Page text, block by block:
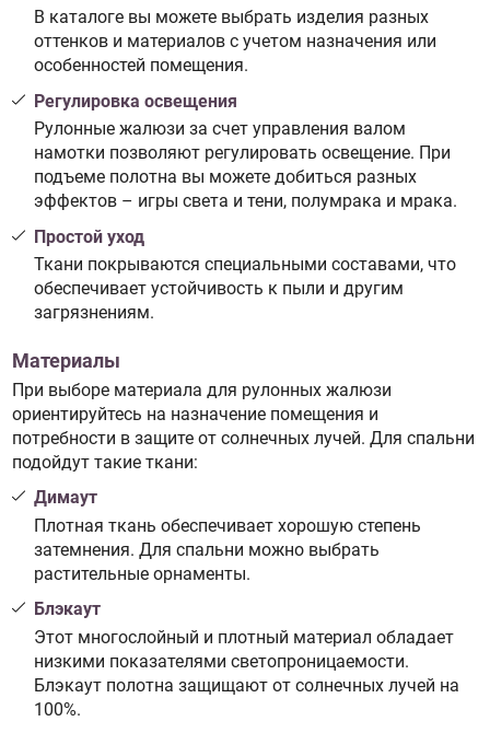
В каталоге вы можете выбрать изделия разных
оттенков и материалов с учетом назначения или
особенностей помещения.
Регулировка освещения
Рулонные жалюзи за счет управления валом
намотки позволяют регулировать освещение. При
подъеме полотна вы можете добиться разных
эффектов – игры света и тени, полумрака и мрака.
Простой уход
Ткани покрываются специальными составами, что
обеспечивает устойчивость к пыли и другим
загрязнениям.
Материалы
При выборе материала для рулонных жалюзи
ориентируйтесь на назначение помещения и
потребности в защите от солнечных лучей. Для спальни
подойдут такие ткани:
Димаут
Плотная ткань обеспечивает хорошую степень
затемнения. Для спальни можно выбрать
растительные орнаменты.
Блэкаут
Этот многослойный и плотный материал обладает
низкими показателями светопроницаемости.
Блэкаут полотна защищают от солнечных лучей на
100%.